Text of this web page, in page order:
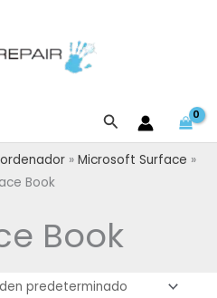
Buscar
Microsoft Surface
Book
Book